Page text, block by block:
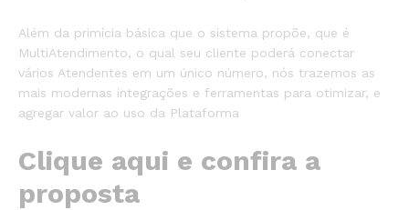
Além da primícia básica que o sistema propõe, que é
MultiAtendimento, o qual seu cliente poderá conectar
vários Atendentes em um único número, nós trazemos as
mais modernas integrações e ferramentas para otimizar, e
agregar valor ao uso da Plataforma
Clique aqui e confira a
proposta